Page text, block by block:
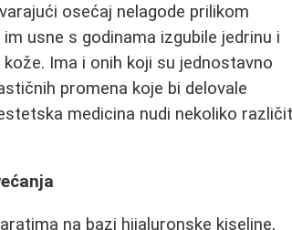
osećaj nelagode prilikom
usne s godinama izgubile jedrinu i
Ima i onih koji su jednostavno
promena koje bi delovale
medicina nudi nekoliko
na bazi hijaluronske kiseline,